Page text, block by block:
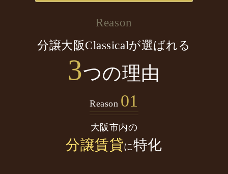
Reason
分譲大阪Classicalが選ばれる
3つの理由
Reason 01
大阪市内の
分譲賃貸に特化